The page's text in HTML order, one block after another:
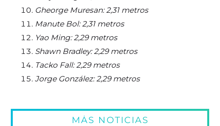
Gheorge Muresan: 2,31 metros
Manute Bol: 2,31 metros
Yao Ming: 2,29 metros
Shawn Bradley: 2,29 metros
Tacko Fall: 2,29 metros
Jorge González: 2,29 metros
MÁS NOTICIAS